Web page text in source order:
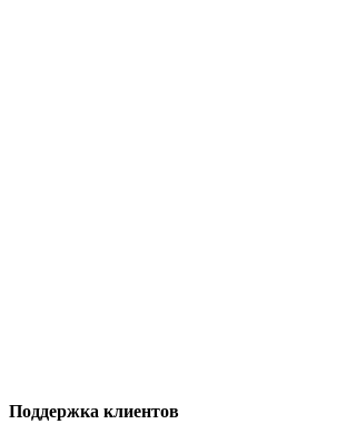
Поддержка клиентов